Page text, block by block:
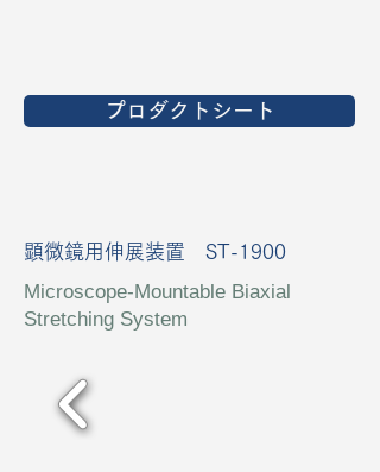
プロダクトシート
顕微鏡用伸展装置 ST-1900
Microscope-Mountable Biaxial
Stretching System